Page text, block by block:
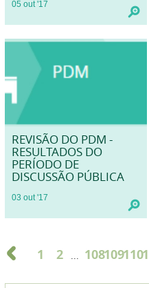
05 out '17
REVISÃO DO PDM -
RESULTADOS DO
PERÍODO DE
DISCUSSÃO PÚBLICA
03 out '17
1 2 ... 108109110